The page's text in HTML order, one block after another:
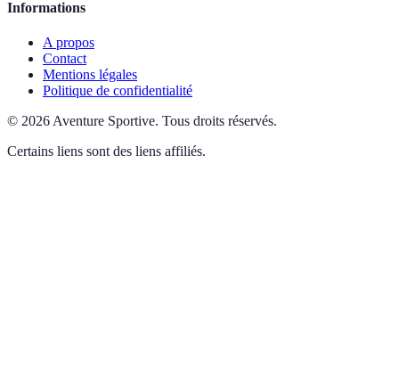
Informations
A propos
Contact
Mentions légales
Politique de confidentialité
© 2026 Aventure Sportive. Tous droits réservés.
Certains liens sont des liens affiliés.